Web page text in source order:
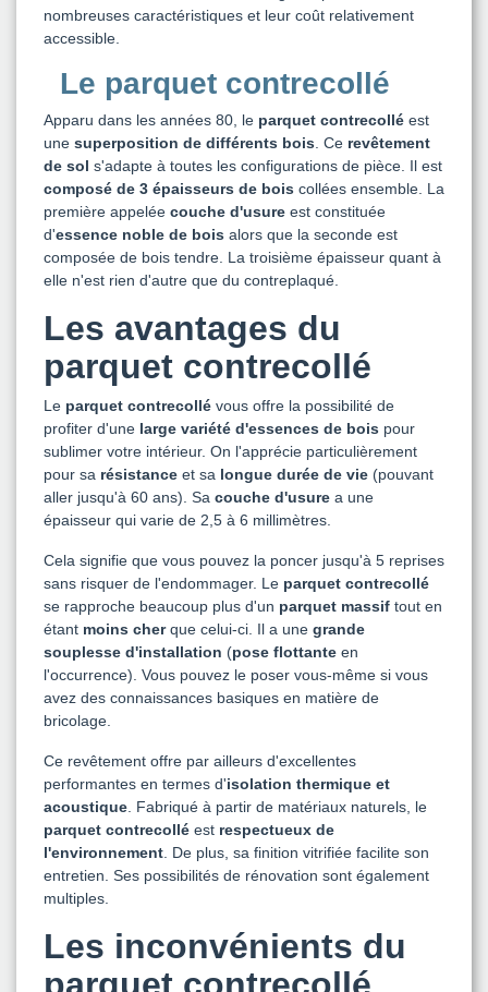
nombreuses caractéristiques et leur coût relativement
accessible.
Le parquet contrecollé
Apparu dans les années 80, le parquet contrecollé est
une superposition de différents bois . Ce revêtement
de sol s'adapte à toutes les configurations de pièce. Il est
composé de 3 épaisseurs de bois collées ensemble. La
première appelée couche d'usure est constituée
d'essence noble de bois alors que la seconde est
composée de bois tendre. La troisième épaisseur quant à
elle n'est rien d'autre que du contreplaqué.
Les avantages du
parquet contrecollé
Le parquet contrecollé vous offre la possibilité de
profiter d'une large variété d'essences de bois pour
sublimer votre intérieur. On l'apprécie particulièrement
pour sa résistance et sa longue durée de vie (pouvant
aller jusqu'à 60 ans). Sa couche d'usure a une
épaisseur qui varie de 2,5 à 6 millimètres.
Cela signifie que vous pouvez la poncer jusqu'à 5 reprises
sans risquer de l'endommager. Le parquet contrecollé
se rapproche beaucoup plus d'un parquet massif tout en
étant moins cherque celui-ci. Il a une grande
souplesse d'installation (pose flottante en
l'occurrence). Vous pouvez le poser vous-même si vous
avez des connaissances basiques en matière de
bricolage.
Ce revêtement offre par ailleurs d'excellentes
performantes en termes d'isolation thermique et
acoustique . Fabriqué à partir de matériaux naturels, le
parquet contrecollé est respectueux de
l'environnement . De plus, sa finition vitrifiée facilite son
entretien. Ses possibilités de rénovation sont également
multiples.
Les inconvénients du
parquet contrecollé